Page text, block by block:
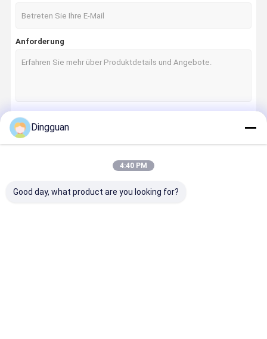
Startseite
Higer Busteile
Anforderung
Dingguan
4:40 PM
Good day, what product are you looking for?